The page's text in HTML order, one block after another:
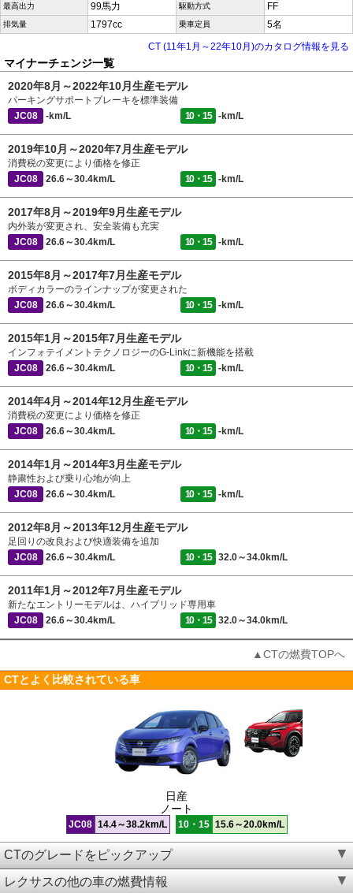
最高出力 99馬力 駆動方式 FF
排気量 1797cc 乗車定員
5名
CT (11年1月～22年10月)のカタログ情報を見る
マイナーチェンジ一覧
2020年8月～2022年10月生産モデル
パーキングサポートブレーキを標準装備
JC08
-km/L 10・15 -km/L
2019年10月～2020年7月生産モデル
消費税の変更により価格を修正
JC08
26.6～30.4km/L 10・15 -km/L
2017年8月～2019年9月生産モデル
内外装が変更され、安全装備も充実
JC08
26.6～30.4km/L 10・15 -km/L
2015年8月～2017年7月生産モデル
ボディカラーのラインナップが変更された
JC08
26.6～30.4km/L 10・15 -km/L
2015年1月～2015年7月生産モデル
インフォテイメントテクノロジーのG-Linkに新機能を搭載
JC08
26.6～30.4km/L 10・15 -km/L
2014年4月～2014年12月生産モデル
消費税の変更により価格を修正
JC08
26.6～30.4km/L 10・15 -km/L
2014年1月～2014年3月生産モデル
静粛性および乗り心地が向上
JC08
26.6～30.4km/L 10・15 -km/L
2012年8月～2013年12月生産モデル
足回りの改良および快適装備を追加
JC08
26.6～30.4km/L 10・15 32.0～34.0km/L
2011年1月～2012年7月生産モデル
新たなエントリーモデルは、ハイブリッド専用車
JC08
26.6～30.4km/L 10・15 32.0～34.0km/L
▲CTの燃費TOPへ
CTとよく比較されている車
日産
ノート
JC08 14.4～38.2km/L 10・15 15.6～20.0km/L
CTのグレードをピックアップ
レクサスの他の車の燃費情報